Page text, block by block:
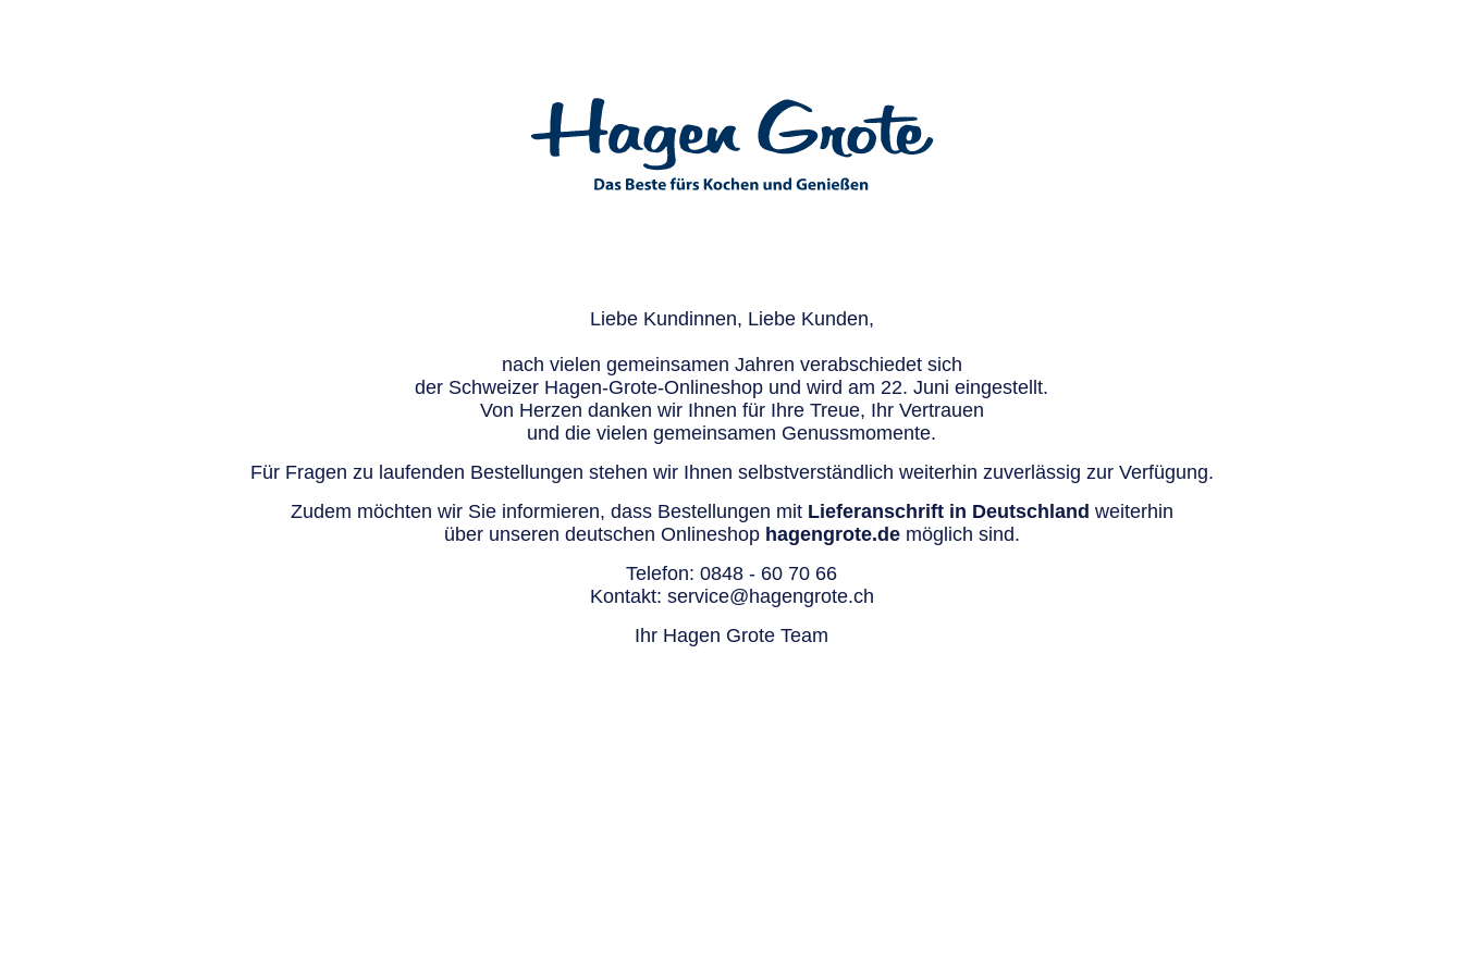
Liebe Kundinnen, Liebe Kunden,
nach vielen gemeinsamen Jahren verabschiedet sich
der Schweizer Hagen-Grote-Onlineshop und wird am 22. Juni eingestellt.
Von Herzen danken wir Ihnen für Ihre Treue, Ihr Vertrauen
und die vielen gemeinsamen Genussmomente.
Für Fragen zu laufenden Bestellungen stehen wir Ihnen selbstverständlich weiterhin zuverlässig zur Verfügung.
Zudem möchten wir Sie informieren, dass Bestellungen mit Lieferanschrift in Deutschland weiterhin
über unseren deutschen Onlineshop hagengrote.demöglich sind.
Telefon: 0848 - 60 70 66
Kontakt: service@hagengrote.ch
Ihr Hagen Grote Team